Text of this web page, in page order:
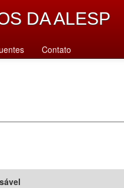
DA ALESP
Contato